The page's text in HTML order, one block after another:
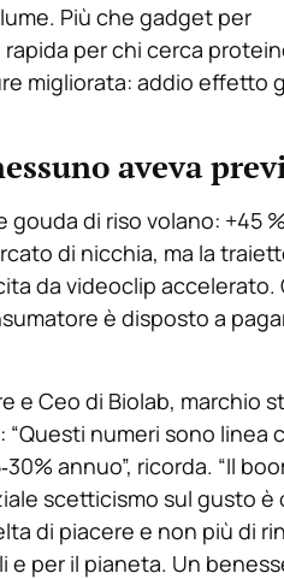
Più che gadget per
per chi cerca
migliorata: addio effetto
aveva
di riso volano: +45
di nicchia, ma la
da videoclip accelerato.
è disposto a
e Ceo di Biolab, marchio
numeri sono linea
annuo”, ricorda. “Il
scetticismo sul gusto è
di piacere e non più di
e per il pianeta. Un